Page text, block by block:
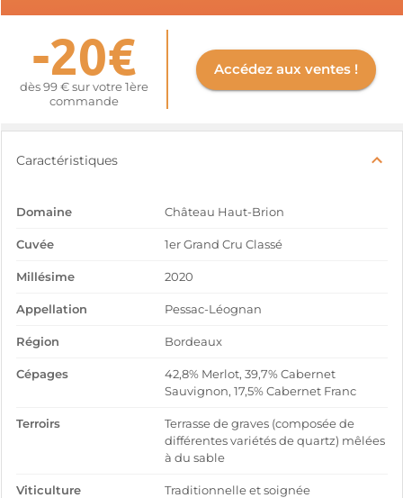
-20€
dès 99 € sur votre 1ère
commande
Accédez aux ventes !
Caractéristiques
Domaine Château Haut-Brion
Cuvée 1er Grand Cru Classé
Millésime 2020
Appellation Pessac-Léognan
Région Bordeaux
Cépages
42,8% Merlot, 39,7% Cabernet
Sauvignon, 17,5% Cabernet Franc
Terroirs
Terrasse de graves (composée de
différentes variétés de quartz) mêlées
à du sable
Viticulture Traditionnelle et soignée